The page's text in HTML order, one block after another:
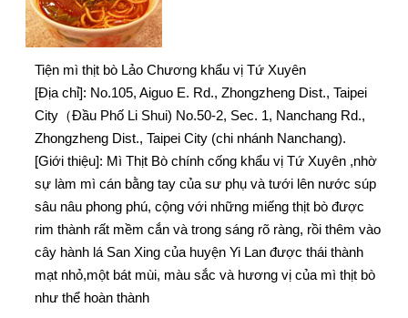
Tiện mì thịt bò Lảo Chương khẩu vị Tứ Xuyên
[Địa chỉ]: No.105, Aiguo E. Rd., Zhongzheng Dist., Taipei
City（Đầu Phố Li Shui) No.50-2, Sec. 1, Nanchang Rd.,
Zhongzheng Dist., Taipei City (chi nhánh Nanchang).
[Giới thiệu]: Mì Thịt Bò chính cống khẩu vị Tứ Xuyên ,nhờ
sự làm mì cán bằng tay của sư phụ và tưới lên nước súp
sâu nâu phong phú, cộng với những miếng thịt bò được
rim thành rất mềm cắn và trong sáng rõ ràng, rồi thêm vào
cây hành lá San Xing của huyện Yi Lan được thái thành
mạt nhỏ,một bát mùi, màu sắc và hương vị của mì thịt bò
như thể hoàn thành